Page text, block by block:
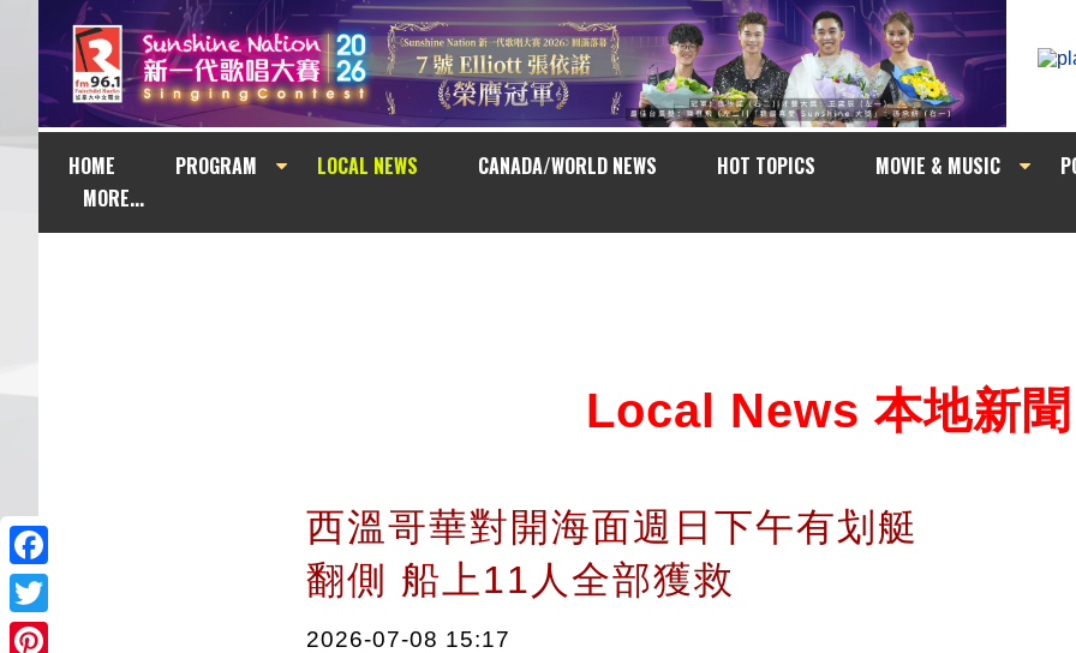
HOME PROGRAM LOCAL NEWS CANADA/WORLD NEWS HOT TOPICS MOVIE & MUSIC
MORE...
Facebook
Twitter
Local News 本地新聞
西溫哥華對開海面週日下午有划艇
翻側 船上11人全部獲救
2026-07-08 15:17